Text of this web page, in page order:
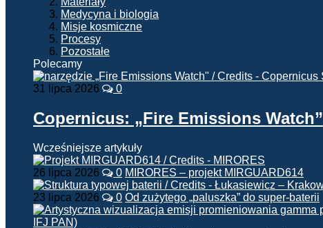
Medycyna i biologia
Misje kosmiczne
Procesy
Pozostałe
Polecamy
31 lipca 2026 0
Copernicus: „Fire Emissions Watch”
Wcześniejsze artykuły
26 lipca 2026 0 MIRORES – projekt MIRGUARD614
23 lipca 2026 0 Od zużytego „paluszka” do super-baterii